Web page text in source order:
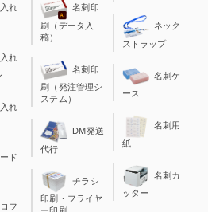
れ
れ
れ
ド
ロフ
名刺印
刷（データ入
稿）
名刺印
刷（発注管理シ
ステム）
DM発送
代行
チラシ
印刷・フライヤ
ネック
ストラップ
名刺ケ
ース
名刺用
紙
名刺カ
ッター